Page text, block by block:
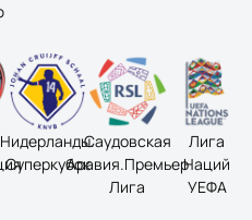
Нидерланды.
Суперкубок
Саудовская
Аравия.Премьер
Лига
Лига
Наций
УЕФА